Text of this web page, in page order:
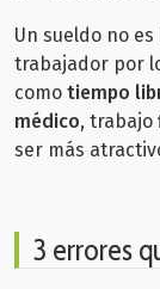
Un sueldo no
trabajador por
como tiempo
médico, trabajo
ser más
3 errores